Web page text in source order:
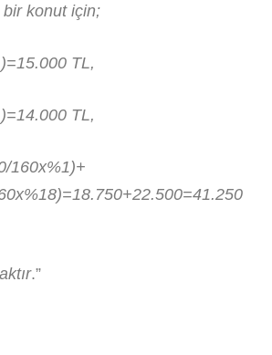
konut için;
TL,
TL,
160x%1)+
.”